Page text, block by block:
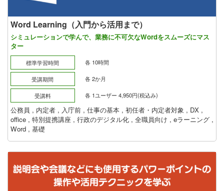
Word Learning（入門から活用まで）
シミュレーションで学んで、業務に不可欠なWordをスムーズにマス
ター
標準学習時間 各 10時間
受講期間 各 2か月
受講料 各 1ユーザー 4,950円(税込み)
公務員 , 内定者 , 入庁前 , 仕事の基本 , 初任者・内定者対象 , DX ,
office , 特別提携講座 , 行政のデジタル化 , 全職員向け , eラーニング ,
Word , 基礎